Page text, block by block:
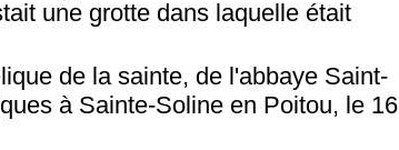
une grotte dans laquelle était
de la sainte, de l'abbaye Saint-
à Sainte-Soline en Poitou, le 16